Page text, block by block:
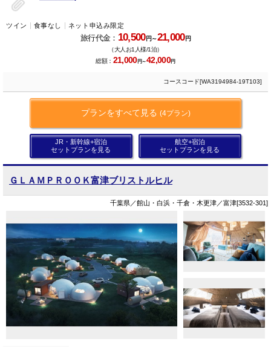
ツイン 食事なし ネット申込み限定
旅行代金： 10,500円～21,000円
（大人お1人様/1泊）
総額： 21,000円～42,000円
コースコード[WA3194984-19T103]
プランをすべて見る (4プラン)
JR・新幹線+宿泊
セットプランを見る
航空+宿泊
セットプランを見る
ＧＬＡＭＰＲＯＯＫ富津ブリストルヒル
千葉県／館山・白浜・千倉・木更津／富津[3532-301]